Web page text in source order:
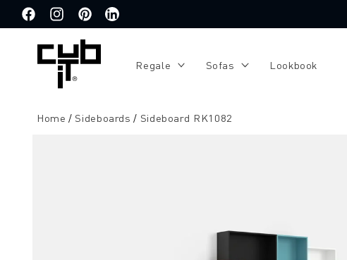
zum
Inhalt
FacebookInstagramPinterestTranslation
Regale Sofas Lookbook
Home Sideboards Sideboard RK1082